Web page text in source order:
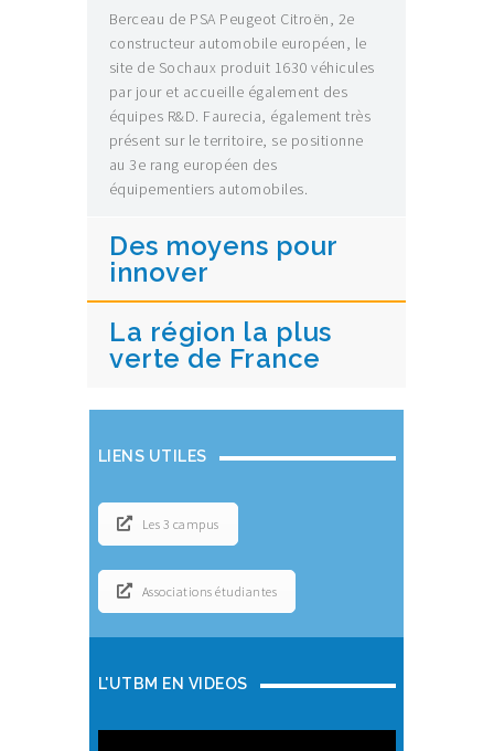
Berceau de PSA Peugeot Citroën, 2e
constructeur automobile européen, le
site de Sochaux produit 1630 véhicules
par jour et accueille également des
équipes R&D. Faurecia, également très
présent sur le territoire, se positionne
au 3e rang européen des
équipementiers automobiles.
Des moyens pour
innover
La région la plus
verte de France
LIENS UTILES
Les 3 campus
Associations étudiantes
L'UTBM EN VIDEOS